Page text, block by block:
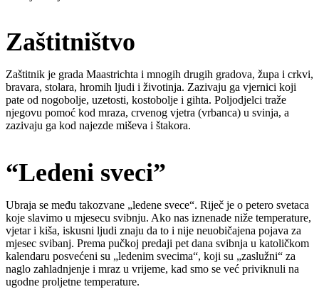
Zaštitništvo
Zaštitnik je grada Maastrichta i mnogih drugih gradova, župa i crkvi,
bravara, stolara, hromih ljudi i životinja. Zazivaju ga vjernici koji
pate od nogobolje, uzetosti, kostobolje i gihta. Poljodjelci traže
njegovu pomoć kod mraza, crvenog vjetra (vrbanca) u svinja, a
zazivaju ga kod najezde miševa i štakora.
“Ledeni sveci”
Ubraja se među takozvane „ledene svece“. Riječ je o petero svetaca
koje slavimo u mjesecu svibnju. Ako nas iznenade niže temperature,
vjetar i kiša, iskusni ljudi znaju da to i nije neuobičajena pojava za
mjesec svibanj. Prema pučkoj predaji pet dana svibnja u katoličkom
kalendaru posvećeni su „ledenim svecima“, koji su „zaslužni“ za
naglo zahladnjenje i mraz u vrijeme, kad smo se već priviknuli na
ugodne proljetne temperature.